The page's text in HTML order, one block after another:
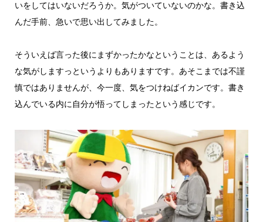
いをしてはいないだろうか。気がついていないのかな。書き込
んだ手前、急いで思い出してみました。
そういえば言った後にまずかったかなということは、あるよう
な気がしますっというよりもありますです。あそこまでは不謹
慎ではありませんが、今一度、気をつけねばイカンです。書き
込んでいる内に自分が悟ってしまったという感じです。